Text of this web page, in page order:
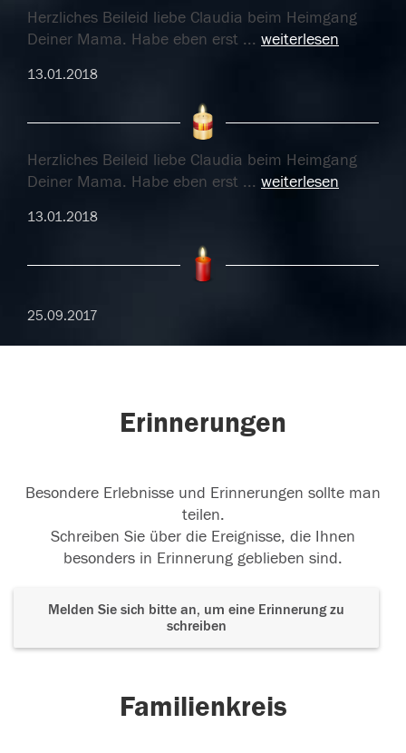
Herzliches Beileid liebe Claudia beim Heimgang
Deiner Mama. Habe eben erst ... weiterlesen
13.01.2018
Herzliches Beileid liebe Claudia beim Heimgang
Deiner Mama. Habe eben erst ... weiterlesen
13.01.2018
25.09.2017
Erinnerungen
Besondere Erlebnisse und Erinnerungen sollte man
teilen.
Schreiben Sie über die Ereignisse, die Ihnen
besonders in Erinnerung geblieben sind.
Melden Sie sich bitte an, um eine Erinnerung zu
schreiben
Familienkreis